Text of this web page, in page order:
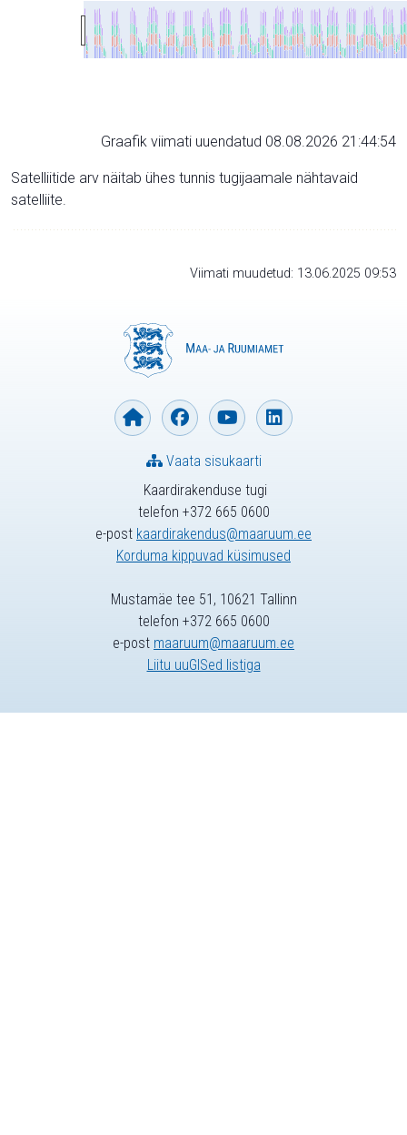
Graafik viimati uuendatud 08.08.2026 21:44:54
Satelliitide arv näitab ühes tunnis tugijaamale nähtavaid
satelliite.
Viimati muudetud: 13.06.2025 09:53
Kaardirakenduse tugi
telefon +372 665 0600
e-post kaardirakendus@maaruum.ee
Korduma kippuvad küsimused
Vaata sisukaarti
Mustamäe tee 51, 10621 Tallinn
telefon +372 665 0600
e-post maaruum@maaruum.ee
Liitu uuGISed listiga